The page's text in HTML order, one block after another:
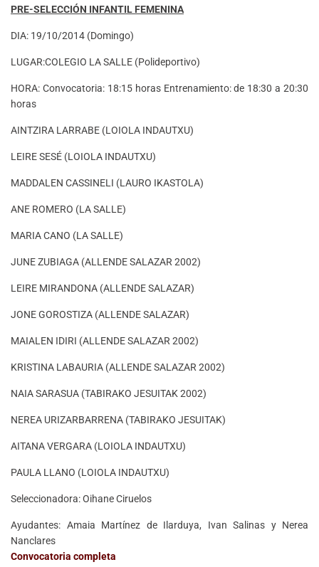
PRE-SELECCIÓN INFANTIL FEMENINA
DIA: 19/10/2014 (Domingo)
LUGAR:COLEGIO LA SALLE (Polideportivo)
HORA: Convocatoria: 18:15 horas Entrenamiento: de 18:30 a 20:30
horas
AINTZIRA LARRABE (LOIOLA INDAUTXU)
LEIRE SESÉ (LOIOLA INDAUTXU)
MADDALEN CASSINELI (LAURO IKASTOLA)
ANE ROMERO (LA SALLE)
MARIA CANO (LA SALLE)
JUNE ZUBIAGA (ALLENDE SALAZAR 2002)
LEIRE MIRANDONA (ALLENDE SALAZAR)
JONE GOROSTIZA (ALLENDE SALAZAR)
MAIALEN IDIRI (ALLENDE SALAZAR 2002)
KRISTINA LABAURIA (ALLENDE SALAZAR 2002)
NAIA SARASUA (TABIRAKO JESUITAK 2002)
NEREA URIZARBARRENA (TABIRAKO JESUITAK)
AITANA VERGARA (LOIOLA INDAUTXU)
PAULA LLANO (LOIOLA INDAUTXU)
Seleccionadora: Oihane Ciruelos
Ayudantes: Amaia Martínez de Ilarduya, Ivan Salinas y Nerea
Nanclares
Convocatoria completa